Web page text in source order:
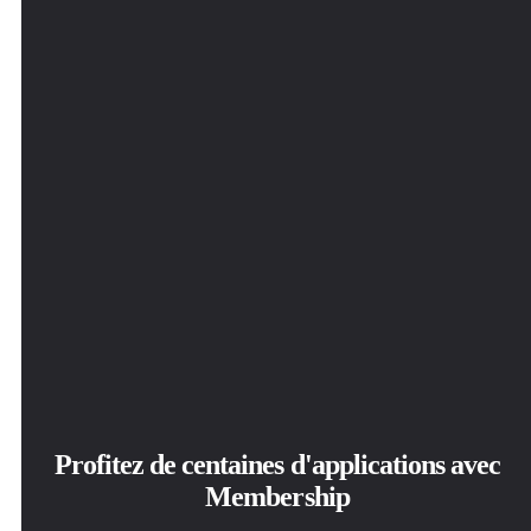
Profitez de centaines d'applications avec
Membership